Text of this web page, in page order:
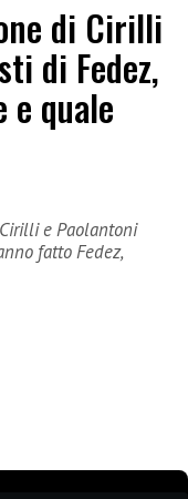
di Cirilli
di Fedez,
e quale
e Paolantoni
fatto Fedez,